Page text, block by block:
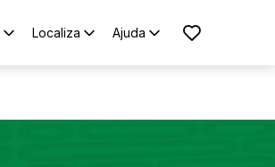
Localiza Ajuda